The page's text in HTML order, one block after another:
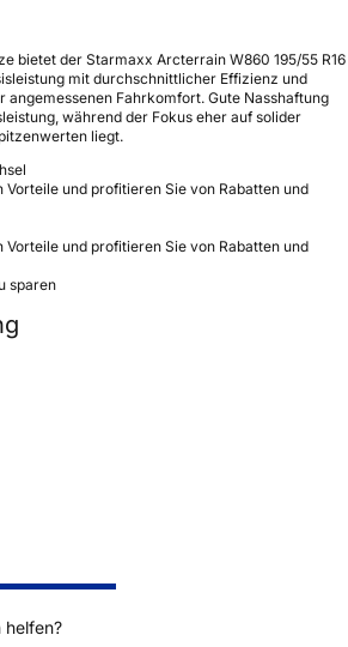
bietet der Starmaxx Arcterrain W860 195/55 R16
mit durchschnittlicher Effizienz und
angemessenen Fahrkomfort. Gute Nasshaftung
während der Fokus eher auf solider
liegt.
Vorteile und profitieren Sie von Rabatten und
Vorteile und profitieren Sie von Rabatten und
sparen
helfen?